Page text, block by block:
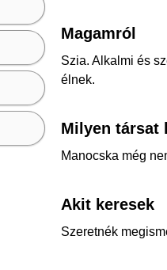
Magamról
Szia. Alkalmi és
élnek.
Milyen társat
Manocska még
Akit keresek
Szeretnék